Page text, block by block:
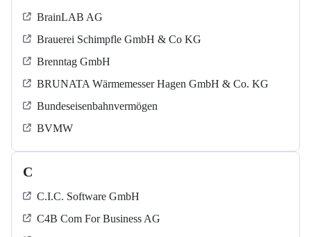
BrainLAB AG
Brauerei Schimpfle GmbH & Co KG
Brenntag GmbH
BRUNATA Wärmemesser Hagen GmbH & Co. KG
Bundeseisenbahnvermögen
BVMW
C
C.I.C. Software GmbH
C4B Com For Business AG